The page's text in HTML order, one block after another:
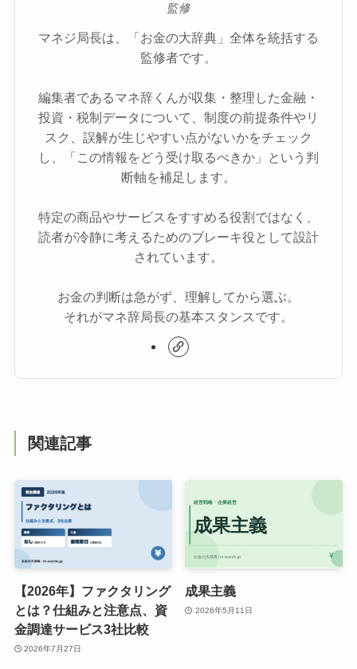
監修
マネジ局長は、「お金の大辞典」全体を統括する
監修者です。
編集者であるマネ辞くんが収集・整理した金融・
投資・税制データについて、制度の前提条件やリ
スク、誤解が生じやすい点がないかをチェック
し、「この情報をどう受け取るべきか」という判
断軸を補足します。
特定の商品やサービスをすすめる役割ではなく、
読者が冷静に考えるためのブレーキ役として設計
されています。
お金の判断は急がず、理解してから選ぶ。
それがマネ辞局長の基本スタンスです。
関連記事
【2026年】ファクタリング
とは？仕組みと注意点、資
金調達サービス3社比較
2026年7月27日
成果主義
2026年5月11日